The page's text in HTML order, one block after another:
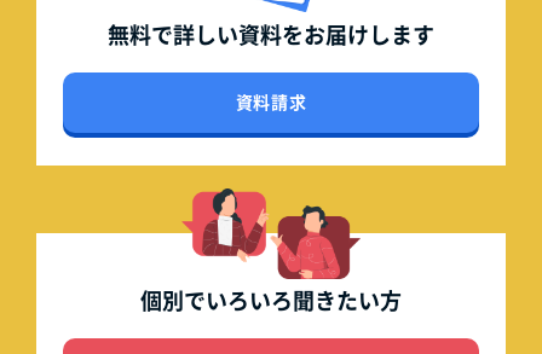
無料で詳しい資料をお届けします
資料請求
個別でいろいろ聞きたい方